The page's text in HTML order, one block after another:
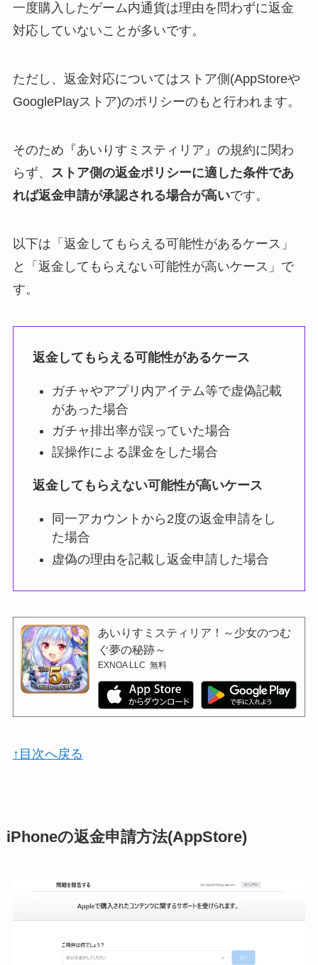
一度購入したゲーム内通貨は理由を問わずに返金
対応していないことが多いです。
ただし、返金対応についてはストア側(AppStoreや
GooglePlayストア)のポリシーのもと行われます。
そのため『あいりすミスティリア』の規約に関わ
らず、 ストア側の返金ポリシーに適した条件であ
れば返金申請が承認される場合が高いです。
以下は「返金してもらえる可能性があるケース」
と「返金してもらえない可能性が高いケース」で
す。
返金してもらえる可能性があるケース
ガチャやアプリ内アイテム等で虚偽記載
があった場合
ガチャ排出率が誤っていた場合
誤操作による課金をした場合
返金してもらえない可能性が高いケース
同一アカウントから2度の返金申請をし
た場合
虚偽の理由を記載し返金申請した場合
あいりすミスティリア！～少女のつむ
ぐ夢の秘跡～
EXNOA LLC 無料
↑目次へ戻る
iPhoneの返金申請方法(AppStore)